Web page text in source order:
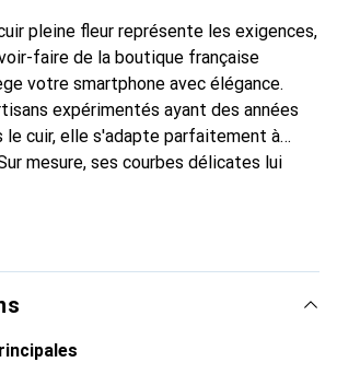
pleine fleur représente les exigences,
faire de la boutique française
votre smartphone avec élégance.
expérimentés ayant des années
le cuir, elle s'adapte parfaitement à
mesure, ses courbes délicates lui
indispensable pour votre smartphone.
Noreve est un choix fiable pour